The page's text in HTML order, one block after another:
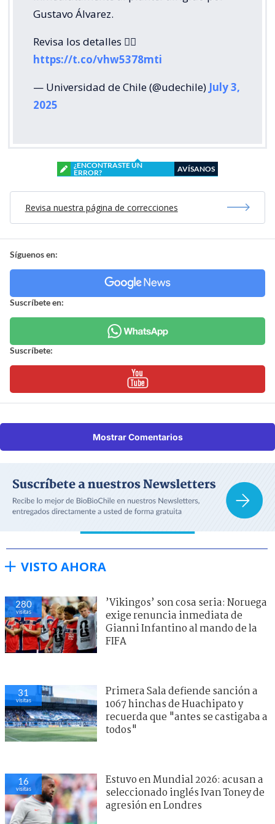
Gustavo Álvarez.
Revisa los detalles 👇🏼
https://t.co/vhw5378mti
— Universidad de Chile (@udechile) July 3,
2025
¿ENCONTRASTE UN
ERROR?
AVÍSANOS
Revisa nuestra página de correcciones
Síguenos en:
Suscríbete en:
Suscríbete:
Mostrar Comentarios
VISTO AHORA
280
visitas
’Vikingos’ son cosa seria: Noruega
exige renuncia inmediata de
Gianni Infantino al mando de la
FIFA
31
visitas
Primera Sala defiende sanción a
1067 hinchas de Huachipato y
recuerda que "antes se castigaba a
todos"
16
visitas
Estuvo en Mundial 2026: acusan a
seleccionado inglés Ivan Toney de
agresión en Londres